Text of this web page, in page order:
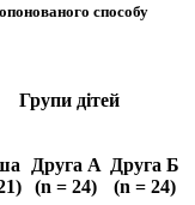
способу
Групи дітей
Друга А
(n = 24)
Друга Б
(n = 24)